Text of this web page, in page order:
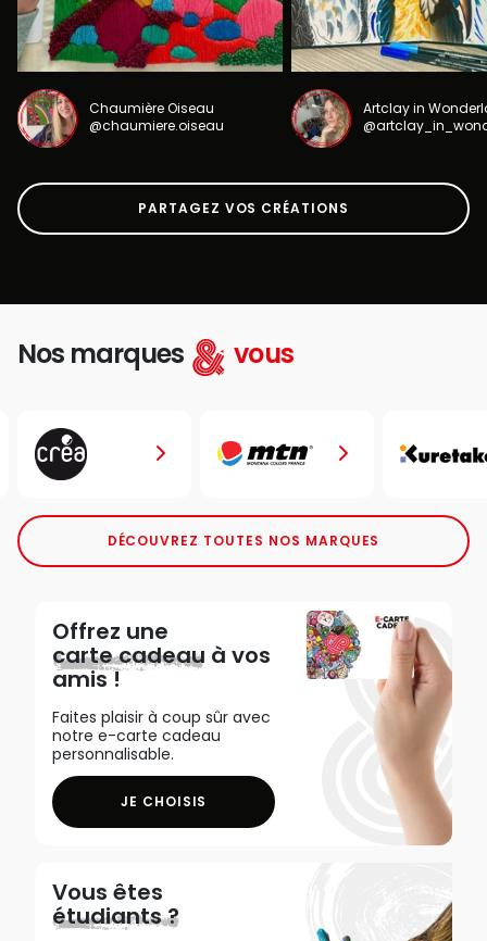
Chaumière Oiseau
@chaumiere.oiseau
Artclay in
PARTAGEZ VOS CRÉATIONS
Nos marques vous
DÉCOUVREZ TOUTES NOS MARQUES
Offrez une
carte cadeau à vos
amis !
Faites plaisir à coup sûr avec
notre e-carte cadeau
personnalisable.
JE CHOISIS
Vous êtes
étudiants ?